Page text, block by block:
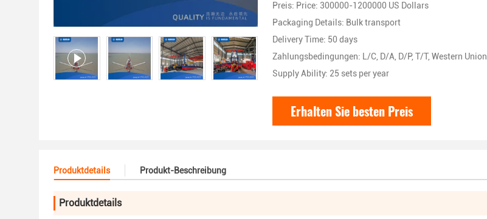
Preis: Price: 300000-1200000 US Dollars
Packaging Details: Bulk transport
Delivery Time: 50 days
Zahlungsbedingungen: L/C, D/A, D/P, T/T, Western Union
Supply Ability: 25 sets per year
Erhalten Sie besten Preis
Produktdetails Produkt-Beschreibung
Produktdetails